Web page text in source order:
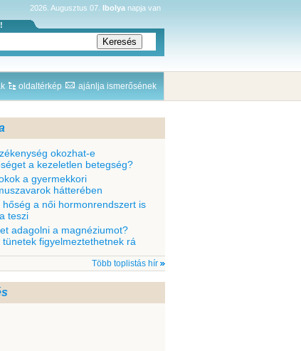
2026. Augusztus 07. Ibolya napja van
oldaltérkép ajánlja ismerősének
okozhat-e
a kezeletlen betegség?
a gyermekkori
hátterében
hőség a női hormonrendszert is
teszi
adagolni a magnéziumot?
tünetek figyelmeztethetnek rá
Több toplistás hír